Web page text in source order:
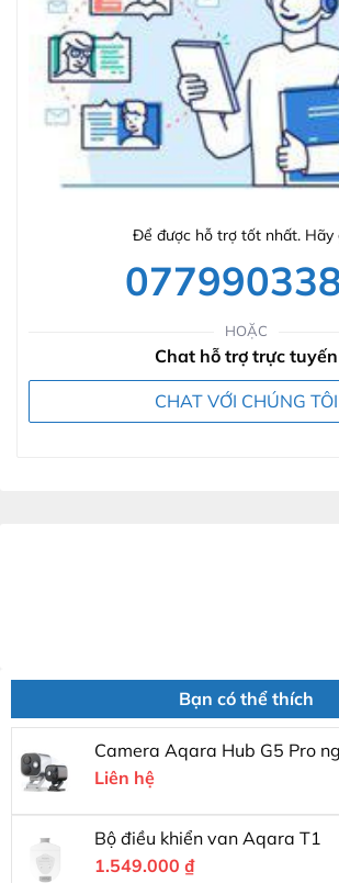
Để được hỗ trợ tốt nhất. Hãy
HOẶC
Chat hỗ trợ trực tuyến
CHAT VỚI CHÚNG TÔI
Bạn có thể thích
Camera Aqara Hub G5 Pro
Liên hệ
Bộ điều khiển van Aqara T1
1.549.000 ₫